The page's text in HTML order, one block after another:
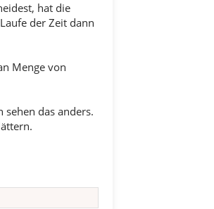
hat die
der Zeit dann
Menge von
das anders.